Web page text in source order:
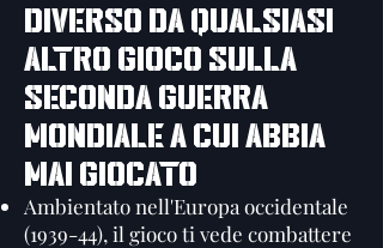
DIVERSO DA QUALSIASI
ALTRO GIOCO SULLA
SECONDA GUERRA
MONDIALE A CUI ABBIA
MAI GIOCATO
Ambientato nell'Europa occidentale
(1939-44), il gioco ti vede combattere